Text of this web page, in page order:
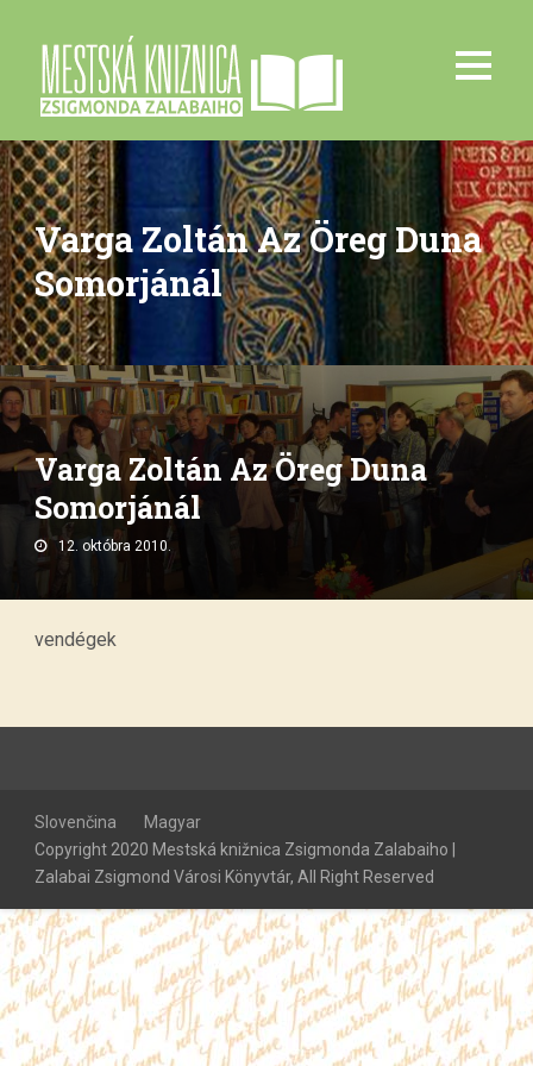
Varga Zoltán Az Öreg Duna
Somorjánál
Varga Zoltán Az Öreg Duna
Somorjánál
12. októbra 2010.
vendégek
Slovenčina
Magyar
Copyright 2020 Mestská knižnica Zsigmonda Zalabaiho |
Zalabai Zsigmond Városi Könyvtár, All Right Reserved